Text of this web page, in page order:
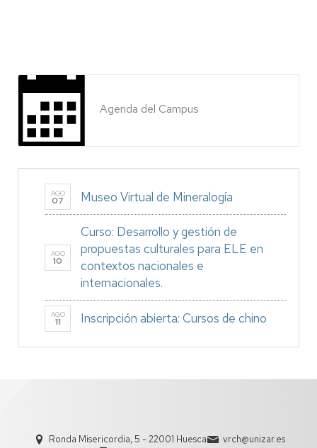
Agenda del Campus
AGO
07 Museo Virtual de Mineralogía
AGO
10
Curso: Desarrollo y gestión de
propuestas culturales para ELE en
contextos nacionales e
internacionales.
AGO
11 Inscripción abierta: Cursos de chino
Ronda Misericordia, 5 - 22001 Huesca
vrch@unizar.es